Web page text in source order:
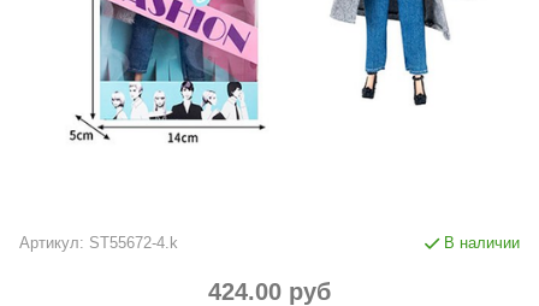
Артикул: ST55672-4.k В наличии
424.00 руб